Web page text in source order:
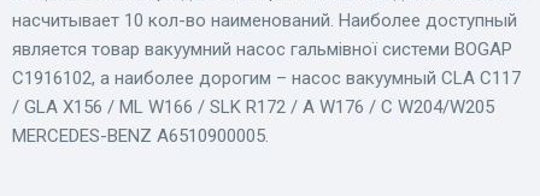
насчитывает 10 кол-во наименований. Наиболее доступный
является товар вакуумний насос гальмівної системи BOGAP
C1916102, а наиболее дорогим – насос вакуумный CLA C117
/ GLA X156 / ML W166 / SLK R172 / A W176 / C W204/W205
MERCEDES-BENZ A6510900005.